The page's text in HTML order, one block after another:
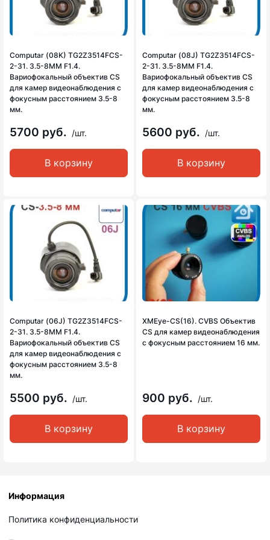
Computar (08K) TG2Z3514FCS-
2-31. 3.5-8MM F1.4.
Вариофокальный объектив CS
для камер видеонаблюдения с
фокусным расстоянием 3.5-8
мм.
5700 руб. /шт.
В корзину
Computar (08J) TG2Z3514FCS-
2-31. 3.5-8MM F1.4.
Вариофокальный объектив CS
для камер видеонаблюдения с
фокусным расстоянием 3.5-8
мм.
5600 руб. /шт.
В корзину
Computar (06J) TG2Z3514FCS-
2-31. 3.5-8MM F1.4.
Вариофокальный объектив CS
для камер видеонаблюдения с
фокусным расстоянием 3.5-8
мм.
5500 руб. /шт.
В корзину
XMEye-CS(16). CVBS Объектив
CS для камер видеонаблюдения
с фокусным расстоянием 16 мм.
900 руб. /шт.
В корзину
Информация
Политика конфиденциальности